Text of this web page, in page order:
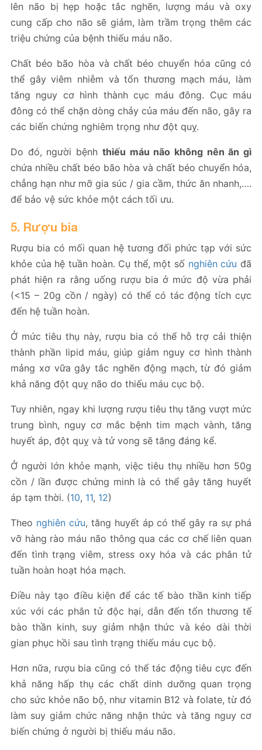
lên não bị hẹp hoặc tắc nghẽn, lượng máu và oxy
cung cấp cho não sẽ giảm, làm trầm trọng thêm các
triệu chứng của bệnh thiếu máu não.
Chất béo bão hòa và chất béo chuyển hóa cũng có
thể gây viêm nhiễm và tổn thương mạch máu, làm
tăng nguy cơ hình thành cục máu đông. Cục máu
đông có thể chặn dòng chảy của máu đến não, gây ra
các biến chứng nghiêm trọng như đột quỵ.
Do đó, người bệnh thiếu máu não không nên ăn gì
chứa nhiều chất béo bão hòa và chất béo chuyển hóa,
chẳng hạn như mỡ gia súc / gia cầm, thức ăn nhanh,….
để bảo vệ sức khỏe một cách tối ưu.
5. Rượu bia
Rượu bia có mối quan hệ tương đối phức tạp với sức
khỏe của hệ tuần hoàn. Cụ thể, một số nghiên cứu đã
phát hiện ra rằng uống rượu bia ở mức độ vừa phải
(<15 – 20g cồn / ngày) có thể có tác động tích cực
đến hệ tuần hoàn.
Ở mức tiêu thụ này, rượu bia có thể hỗ trợ cải thiện
thành phần lipid máu, giúp giảm nguy cơ hình thành
mảng xơ vữa gây tắc nghẽn động mạch, từ đó giảm
khả năng đột quỵ não do thiếu máu cục bộ.
Tuy nhiên, ngay khi lượng rượu tiêu thụ tăng vượt mức
trung bình, nguy cơ mắc bệnh tim mạch vành, tăng
huyết áp, đột quỵ và tử vong sẽ tăng đáng kể.
Ở người lớn khỏe mạnh, việc tiêu thụ nhiều hơn 50g
cồn / lần được chứng minh là có thể gây tăng huyết
áp tạm thời. (10, 11, 12)
Theo nghiên cứu, tăng huyết áp có thể gây ra sự phá
vỡ hàng rào máu não thông qua các cơ chế liên quan
đến tình trạng viêm, stress oxy hóa và các phân tử
tuần hoàn hoạt hóa mạch.
Điều này tạo điều kiện để các tế bào thần kinh tiếp
xúc với các phân tử độc hại, dẫn đến tổn thương tế
bào thần kinh, suy giảm nhận thức và kéo dài thời
gian phục hồi sau tình trạng thiếu máu cục bộ.
Hơn nữa, rượu bia cũng có thể tác động tiêu cực đến
khả năng hấp thụ các chất dinh dưỡng quan trọng
cho sức khỏe não bộ, như vitamin B12 và folate, từ đó
làm suy giảm chức năng nhận thức và tăng nguy cơ
biến chứng ở người bị thiếu máu não.